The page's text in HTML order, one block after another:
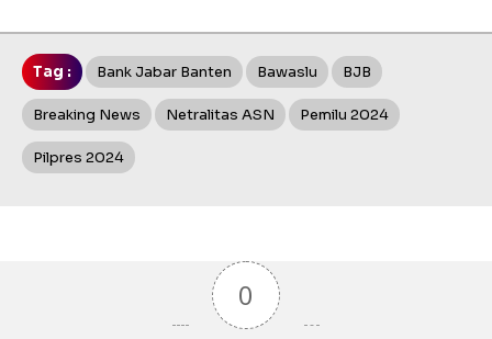
Tag : Bank Jabar Banten Bawaslu BJB
Breaking News Netralitas ASN Pemilu 2024
Pilpres 2024
0